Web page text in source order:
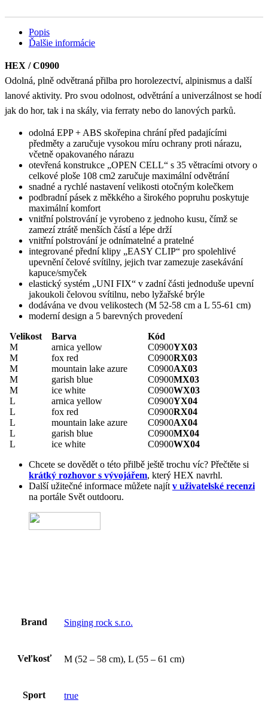
Popis
Ďalšie informácie
HEX / C0900
Odolná, plně odvětraná přilba pro horolezectví, alpinismus a další
lanové aktivity. Pro svou odolnost, odvětrání a univerzálnost se hodí
jak do hor, tak i na skály, via ferraty nebo do lanových parků.
odolná EPP + ABS skořepina chrání před padajícími
předměty a zaručuje vysokou míru ochrany proti nárazu,
včetně opakovaného nárazu
otevřená konstrukce „OPEN CELL“ s 35 větracími otvory o
celkové ploše 108 cm2 zaručuje maximální odvětrání
snadné a rychlé nastavení velikosti otočným kolečkem
podbradní pásek z měkkého a širokého popruhu poskytuje
maximální komfort
vnitřní polstrování je vyrobeno z jednoho kusu, čímž se
zamezí ztrátě menších částí a lépe drží
vnitřní polstrování je odnímatelné a pratelné
integrované přední klipy „EASY CLIP“ pro spolehlivé
upevnění čelové svítilny, jejich tvar zamezuje zasekávání
kapuce/smyček
elastický systém „UNI FIX“ v zadní části jednoduše upevní
jakoukoli čelovou svítilnu, nebo lyžařské brýle
dodávána ve dvou velikostech (M 52-58 cm a L 55-61 cm)
moderní design a 5 barevných provedení
Velikost
Barva
Kód
M
arnica yellow C0900YX03
M
fox red C0900RX03
M
mountain lake azure C0900AX03
M
garish blue C0900MX03
M
ice white C0900WX03
L
arnica yellow C0900YX04
L
fox red C0900RX04
L
mountain lake azure C0900AX04
L
garish blue C0900MX04
L
ice white C0900WX04
Chcete se dovědět o této přilbě ještě trochu víc? Přečtěte si
krátký rozhovor s vývojářem, který HEX navrhl.
Další užitečné informace můžete najít v uživatelské recenzi
na portále Svět outdooru.
Brand Singing rock s.r.o.
Veľkosť M (52 – 58 cm), L (55 – 61 cm)
Sport true